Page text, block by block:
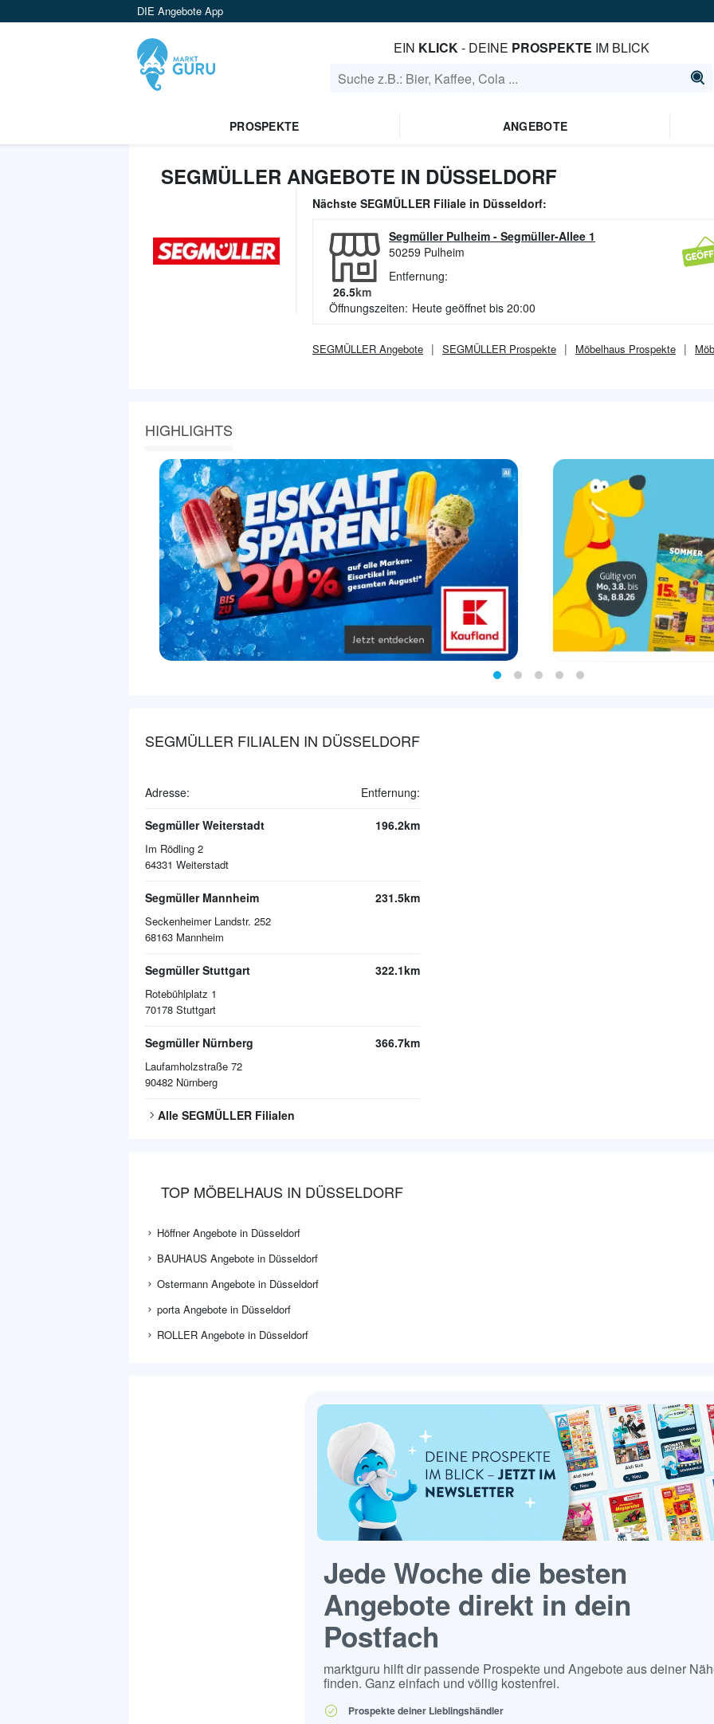
DIE Angebote App
EIN KLICK- DEINE PROSPEKTE IM BLICK
PROSPEKTE ANGEBOTE
SEGMÜLLER ANGEBOTE IN DÜSSELDORF
Nächste SEGMÜLLER Filiale in Düsseldorf:
Segmüller Pulheim - Segmüller-Allee 1
50259 Pulheim
Entfernung:
26.5km
Öffnungszeiten: Heute geöffnet bis 20:00
SEGMÜLLER Angebote SEGMÜLLER Prospekte Möbelhaus Prospekte
HIGHLIGHTS
SEGMÜLLER FILIALEN IN DÜSSELDORF
Adresse: Entfernung:
Segmüller Weiterstadt
Im Rödling 2
64331 Weiterstadt
196.2km
Segmüller Mannheim
Seckenheimer Landstr. 252
68163 Mannheim
231.5km
Segmüller Stuttgart
Rotebühlplatz 1
70178 Stuttgart
322.1km
Segmüller Nürnberg
Laufamholzstraße 72
90482 Nürnberg
366.7km
Alle SEGMÜLLER Filialen
TOP MÖBELHAUS IN DÜSSELDORF
Höffner Angebote in Düsseldorf
BAUHAUS Angebote in Düsseldorf
Ostermann Angebote in Düsseldorf
porta Angebote in Düsseldorf
ROLLER Angebote in Düsseldorf
Jede Woche die besten
Angebote direkt in dein
Postfach
marktguru hilft dir passende Prospekte und Angebote aus deiner
finden. Ganz einfach und völlig kostenfrei.
Prospekte deiner Lieblingshändler